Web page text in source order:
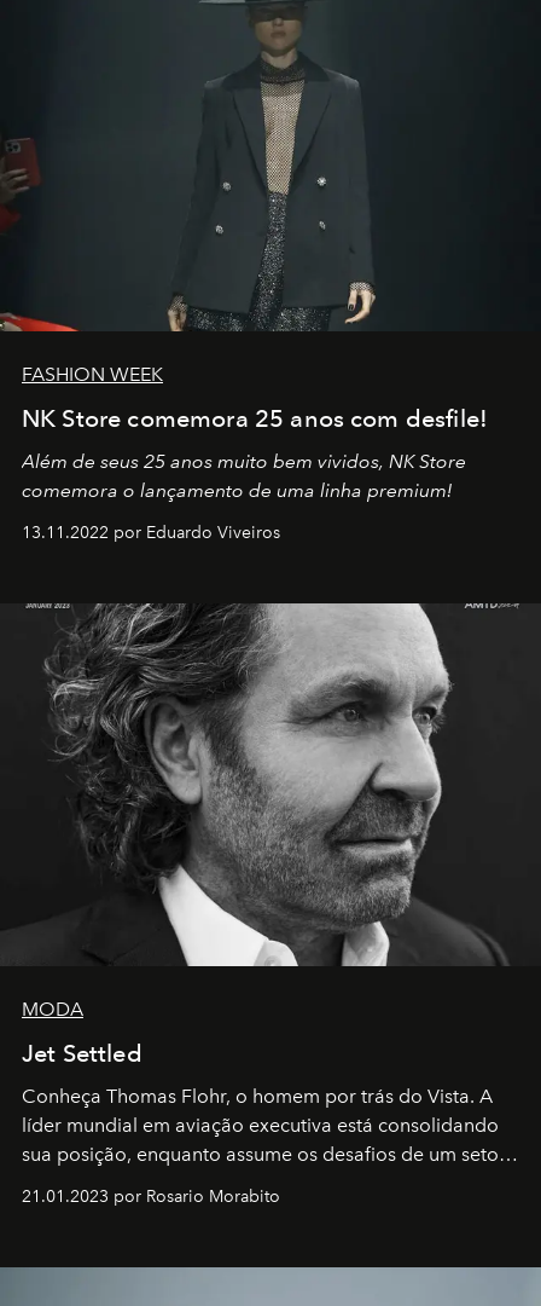
FASHION WEEK
NK Store comemora 25 anos com desfile!
Além de seus 25 anos muito bem vividos, NK Store
comemora o lançamento de uma linha premium!
13.11.2022 por Eduardo Viveiros
MODA
Jet Settled
Conheça Thomas Flohr, o homem por trás do Vista. A
líder mundial em aviação executiva está consolidando
sua posição, enquanto assume os desafios de um setor
em rápida evolução e redefinindo o conceito de luxo
21.01.2023 por Rosario Morabito